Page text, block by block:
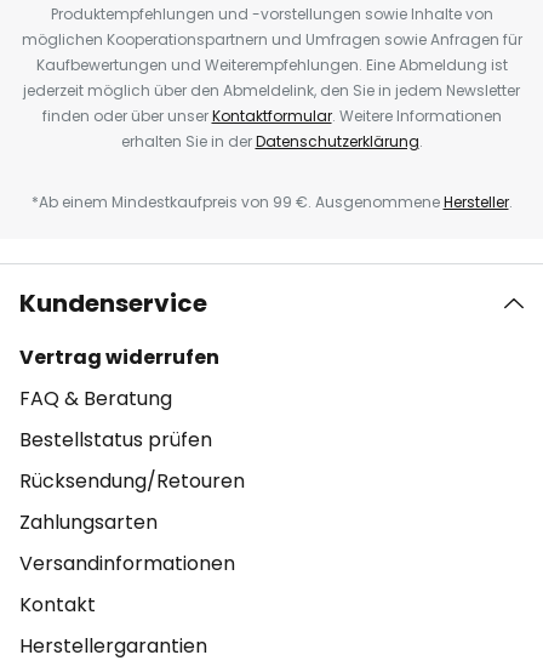
Produktempfehlungen und -vorstellungen sowie Inhalte von
möglichen Kooperationspartnern und Umfragen sowie Anfragen für
Kaufbewertungen und Weiterempfehlungen. Eine Abmeldung ist
jederzeit möglich über den Abmeldelink, den Sie in jedem Newsletter
finden oder über unserKontaktformular. Weitere Informationen
erhalten Sie in derDatenschutzerklärung.
*Ab einem Mindestkaufpreis von 99 €. AusgenommeneHersteller.
Kundenservice
Vertrag widerrufen
FAQ & Beratung
Bestellstatus prüfen
Rücksendung/Retouren
Zahlungsarten
Versandinformationen
Kontakt
Herstellergarantien